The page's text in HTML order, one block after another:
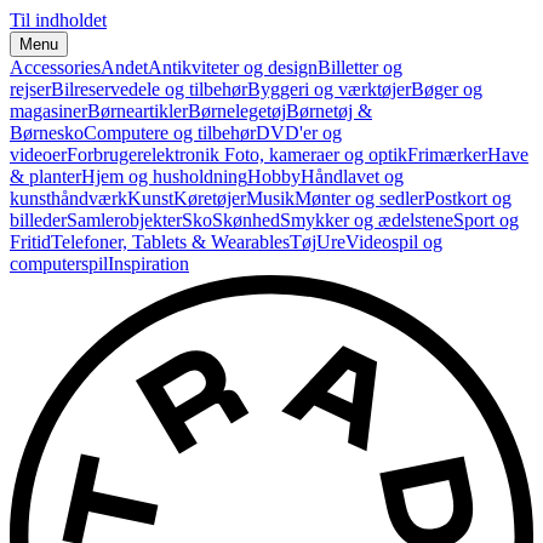
Til indholdet
Menu
AccessoriesAndetAntikviteter og designBilletter og
rejserBilreservedele og tilbehørByggeri og værktøjerBøger og
magasinerBørneartiklerBørnelegetøjBørnetøj &
BørneskoComputere og tilbehørDVD'er og
videoerForbrugerelektronik Foto, kameraer og optikFrimærkerHave
& planterHjem og husholdningHobbyHåndlavet og
kunsthåndværkKunstKøretøjerMusikMønter og sedlerPostkort og
billederSamlerobjekterSkoSkønhedSmykker og ædelsteneSport og
FritidTelefoner, Tablets & WearablesTøjUreVideospil og
computerspilInspiration